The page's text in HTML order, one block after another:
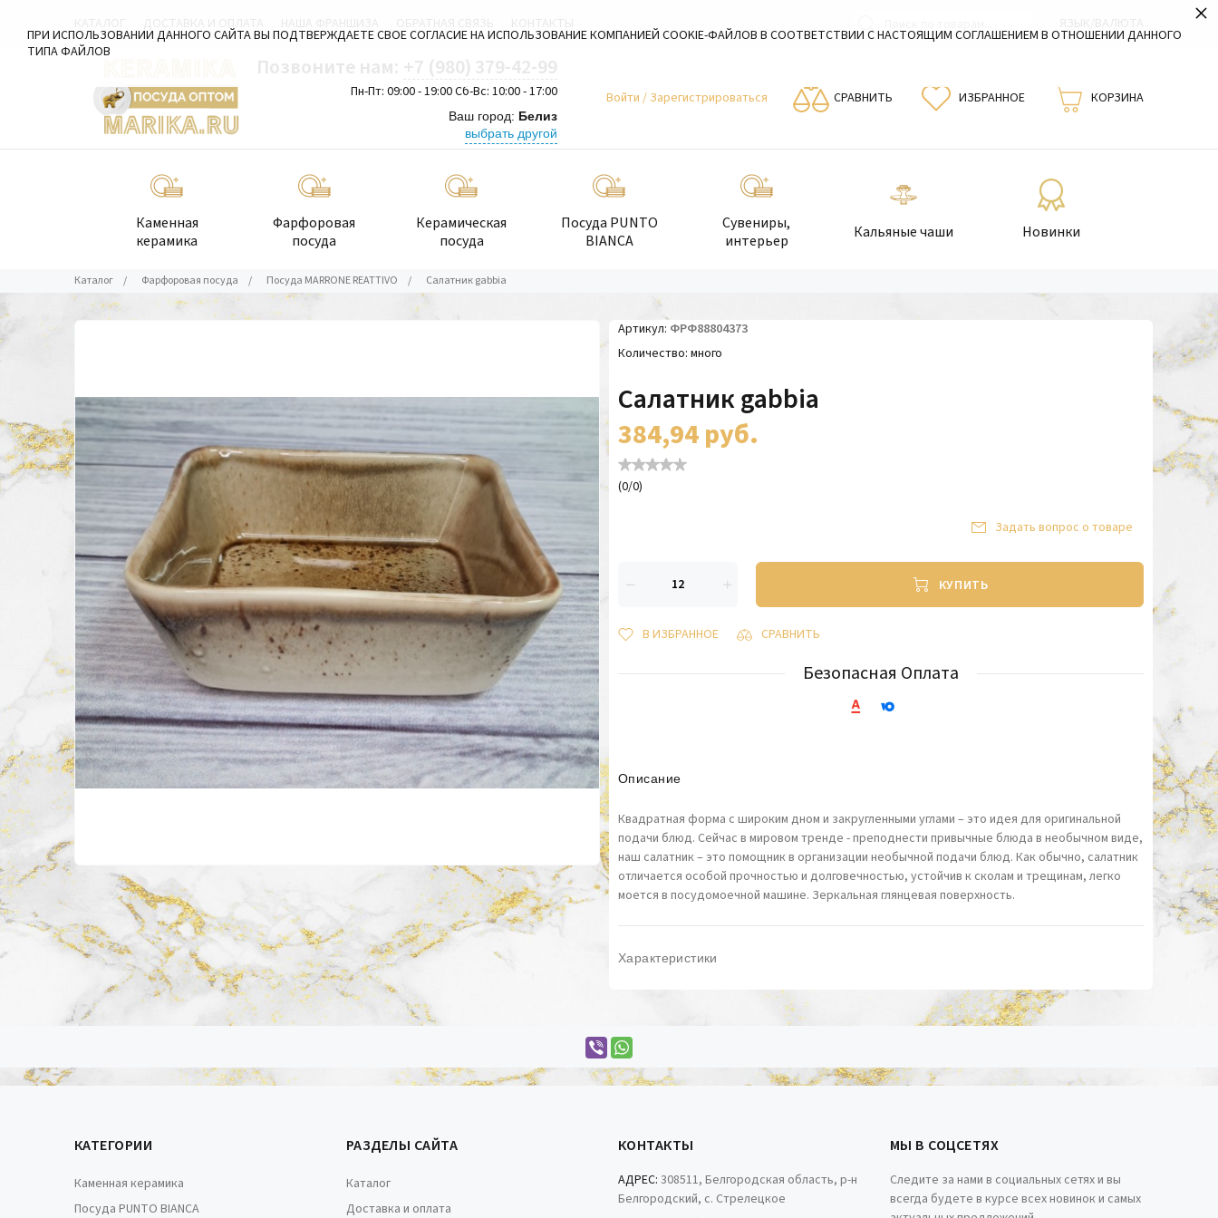
ДОСТАВКА И ОПЛАТА
Пн-Пт: 09:00 - 19:00 Сб-Вс: 10:00 - 17:00
Ваш город: Белиз
выбрать другой
Войти / Зарегистрироваться СРАВНИТЬ ИЗБРАННОЕ КОРЗИНА
Каменная
керамика
Фарфоровая
посуда
Керамическая
посуда
Посуда PUNTO
BIANCA
Сувениры,
интерьер
Кальяные чаши Новинки
Каталог / Фарфоровая посуда / Посуда MARRONE REATTIVO / Салатник gabbia
Артикул ФРФ88804373
Количество много
Салатник gabbia
384,94руб.
(0/0)
Задать вопрос о товаре
КУПИТЬ
В ИЗБРАННОЕ СРАВНИТЬ
Безопасная Оплата
Описание
Квадратная форма с широким дном и закругленными углами – это идея для оригинальной
подачи блюд. Сейчас в мировом тренде - преподнести привычные блюда в необычном виде,
наш салатник – это помощник в организации необычной подачи блюд. Как обычно, салатник
отличается особой прочностью и долговечностью, устойчив к сколам и трещинам, легко
моется в посудомоечной машине. Зеркальная глянцевая поверхность.
Характеристики
КАТЕГОРИИ
Каменная керамика
Посуда PUNTO BIANCA
РАЗДЕЛЫ САЙТА
Каталог
Доставка и оплата
КОНТАКТЫ
АДРЕС: 308511, Белгородская область, р-н
Белгородский, с. Стрелецкое
МЫ В СОЦСЕТЯХ
Следите за нами в социальных сетях и вы
всегда будете в курсе всех новинок и самых
ПРИ ИСПОЛЬЗОВАНИИ ДАННОГО САЙТА ВЫ ПОДТВЕРЖДАЕТЕ СВОЕ СОГЛАСИЕ НА ИСПОЛЬЗОВАНИЕ КОМПАНИЕЙ COOKIE-ФАЙЛОВ В СООТВЕТСТВИИ С НАСТОЯЩИМ СОГЛАШЕНИЕМ В ОТНОШЕНИИ ДАННОГО
ТИПА ФАЙЛОВ
×